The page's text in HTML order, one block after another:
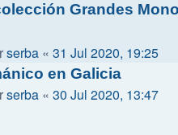
Grandes
serba « 31 Jul 2020, 19:25
en Galicia
serba « 30 Jul 2020, 13:47